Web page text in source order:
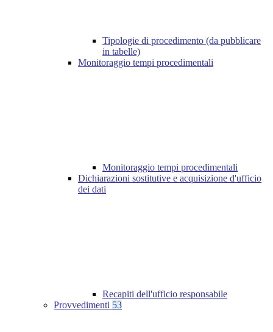
Tipologie di procedimento (da pubblicare
in tabelle)
Monitoraggio tempi procedimentali
Monitoraggio tempi procedimentali
Dichiarazioni sostitutive e acquisizione d'ufficio
dei dati
Recapiti dell'ufficio responsabile
Provvedimenti 53